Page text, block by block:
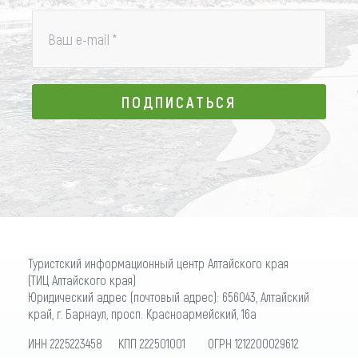
Ваш e-mail *
ПОДПИСАТЬСЯ
ПОДПИСАТЬСЯ
Туристский информационный центр Алтайского края
(ТИЦ Алтайского края)
Юридический адрес (почтовый адрес): 656043, Алтайский
край, г. Барнаул, просп. Красноармейский, 16а
ИНН 2225223458 КПП 222501001 ОГРН 1212200029612